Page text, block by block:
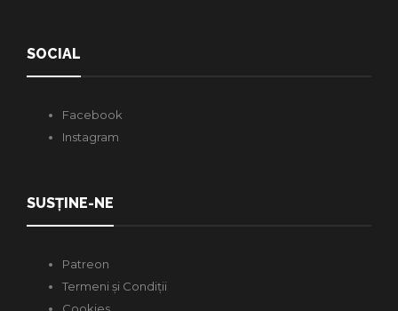
SOCIAL
Facebook
Instagram
SUSȚINE-NE
Patreon
Termeni și Condiții